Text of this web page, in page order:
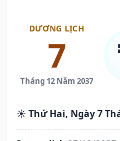
DƯƠNG LỊCH
7
Tháng 12 Năm 2037
☀️ Thứ Hai, Ngày 7